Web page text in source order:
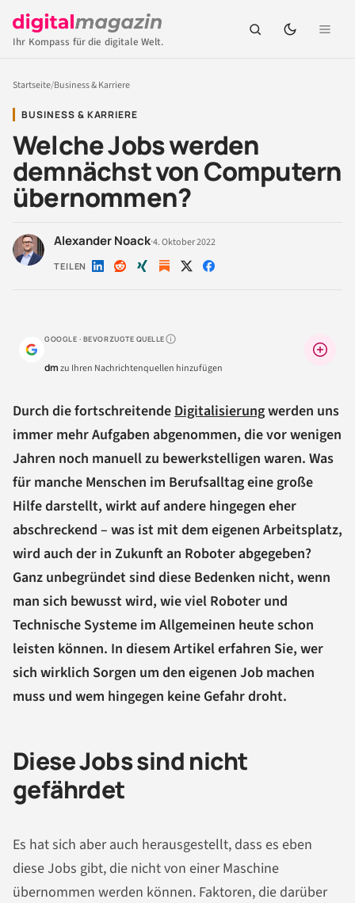
Ihr Kompass für die digitale Welt.
Startseite/Business & Karriere
BUSINESS & KARRIERE
Welche Jobs werden
demnächst von Computern
übernommen?
Alexander Noack·4. Oktober 2022
TEILEN Auf Auf Auf Auf Auf
GOOGLE · BEVORZUGTE QUELLEWarum lohnt sich das?
dmzu Ihren Nachrichtenquellen hinzufügen
Durch die fortschreitende Digitalisierungwerden uns
immer mehr Aufgaben abgenommen, die vor wenigen
Jahren noch manuell zu bewerkstelligen waren. Was
für manche Menschen im Berufsalltag eine große
Hilfe darstellt, wirkt auf andere hingegen eher
abschreckend – was ist mit dem eigenen Arbeitsplatz,
wird auch der in Zukunft an Roboter abgegeben?
Ganz unbegründet sind diese Bedenken nicht, wenn
man sich bewusst wird, wie viel Roboter und
Technische Systeme im Allgemeinen heute schon
leisten können. In diesem Artikel erfahren Sie, wer
sich wirklich Sorgen um den eigenen Job machen
muss und wem hingegen keine Gefahr droht.
Diese Jobs sind nicht
gefährdet
Es hat sich aber auch herausgestellt, dass es eben
diese Jobs gibt, die nicht von einer Maschine
übernommen werden können. Faktoren, die darüber